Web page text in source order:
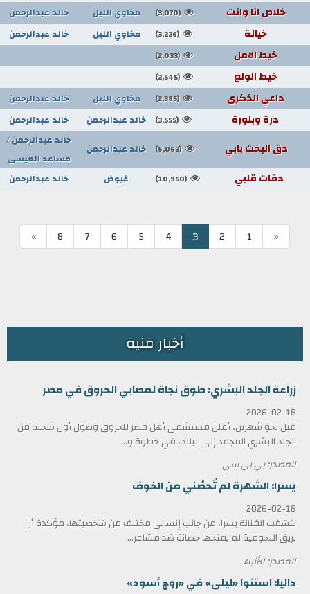
خلاص انا وانت (3,070) مخاوي الليل خالد عبدالرحمن
خيالة (3,226) مخاوي الليل خالد عبدالرحمن
خيط الامل (2,033)
خيط الولع (2,545)
داعي الذكرى (2,385) مخاوي الليل خالد عبدالرحمن
درة وبلورة (3,555) خالد عبدالرحمن خالد عبدالرحمن
دق البخت بابي (6,063) خالد عبدالرحمن
خالد عبدالرحمن /
مساعد العيسى
دقات قلبي (10,950) غيوض خالد عبدالرحمن
«
1
2
3
4
5
6
7
8
»
أخبار فنية
زراعة الجلد البشري: طوق نجاة لمصابي الحروق في مصر
2026-02-18
قبل نحو شهرين، أعلن مستشفى أهل مصر للحروق وصول أول شحنة من
الجلد البشري المجمد إلى البلاد، في خطوة و...
المصدر: بي بي سي
يسرا: الشهرة لم تُحصّني من الخوف
2026-02-18
كشفت الفنانة يسرا، عن جانب إنساني مختلف من شخصيتها، مؤكدة أن
بريق النجومية لم يمنحها حصانة ضد مشاعر...
المصدر: الأنباء
داليا: استنوا «ليلى» في «روج أسود»